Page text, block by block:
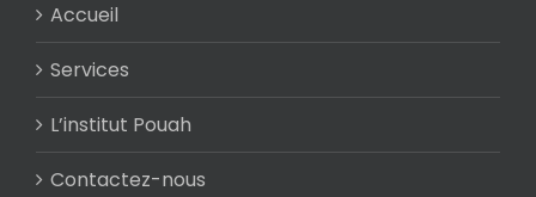
Accueil
Services
L’institut Pouah
Contactez-nous